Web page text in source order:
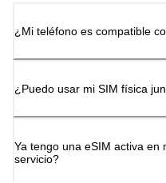
¿Mi teléfono es compatible
¿Puedo usar mi SIM física
Ya tengo una eSIM activa en
servicio?